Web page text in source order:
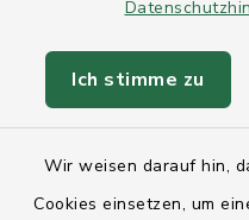
Ich stimme zu
Wir weisen darauf hin,
Cookies einsetzen, um